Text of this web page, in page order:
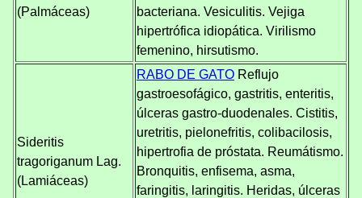
(Palmáceas)
bacteriana. Vesiculitis. Vejiga
hipertrófica idiopática. Virilismo
femenino, hirsutismo.
Sideritis
tragoriganum Lag.
(Lamiáceas)
RABO DE GATO Reflujo
gastroesofágico, gastritis, enteritis,
úlceras gastro-duodenales. Cistitis,
uretritis, pielonefritis, colibacilosis,
hipertrofia de próstata. Reumátismo.
Bronquitis, enfisema, asma,
faringitis, laringitis. Heridas, úlceras